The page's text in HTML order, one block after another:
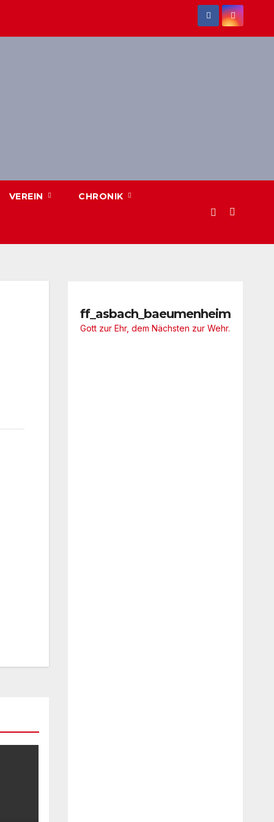
VEREIN CHRONIK
ff_asbach_baeumenheim
Gott zur Ehr, dem Nächsten zur Wehr.